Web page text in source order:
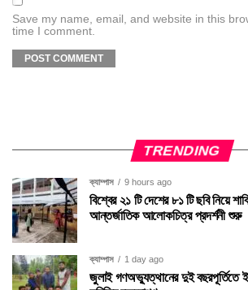
Save my name, email, and website in this
time I comment.
TRENDING
ক্যাম্পাস 9 hours ago
বিশ্বের ২১ টি দেশের ৮১ টি ছবি নিয়ে
আন্তর্জাতিক আলোকচিত্র প্রদর্শনী শুরু
ক্যাম্পাস 1 day ago
জুলাই গণঅভ্যুত্থানের দুই বছরপূর্তিতে